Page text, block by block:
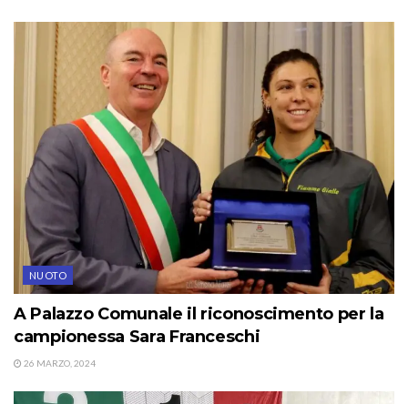
NUOTO
A Palazzo Comunale il riconoscimento per la
campionessa Sara Franceschi
26 MARZO, 2024